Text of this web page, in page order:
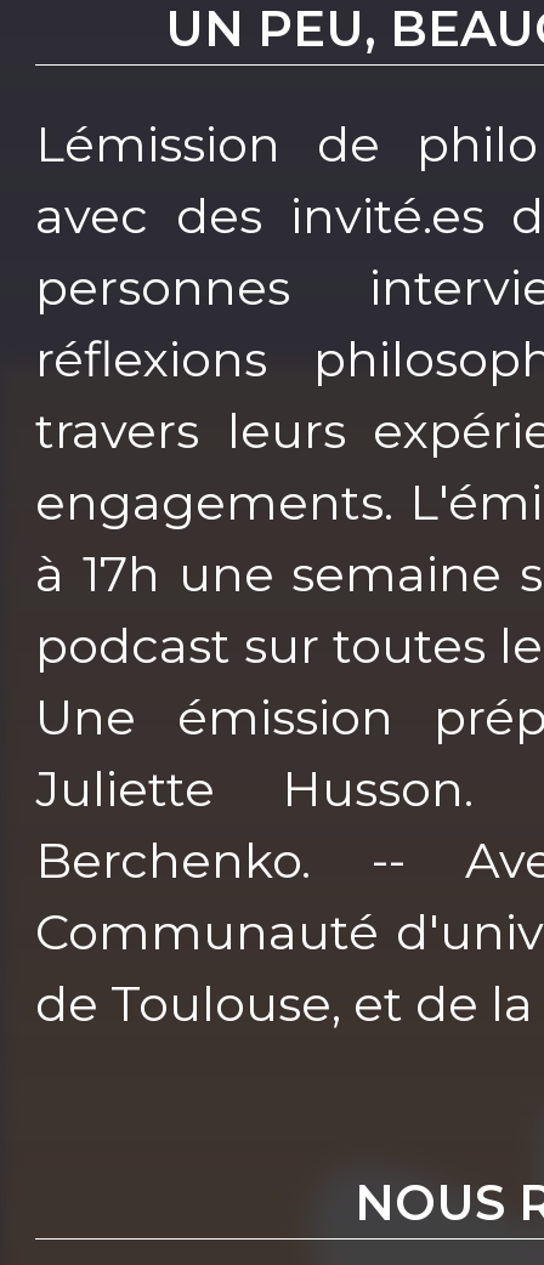
UN PEU,
Lémission de
avec des invité.es
personnes
réflexions
travers leurs
engagements.
à 17h une semaine
podcast sur toutes
Une émission
Juliette Husson.
Berchenko. --
Communauté
de Toulouse, et de
NOUS